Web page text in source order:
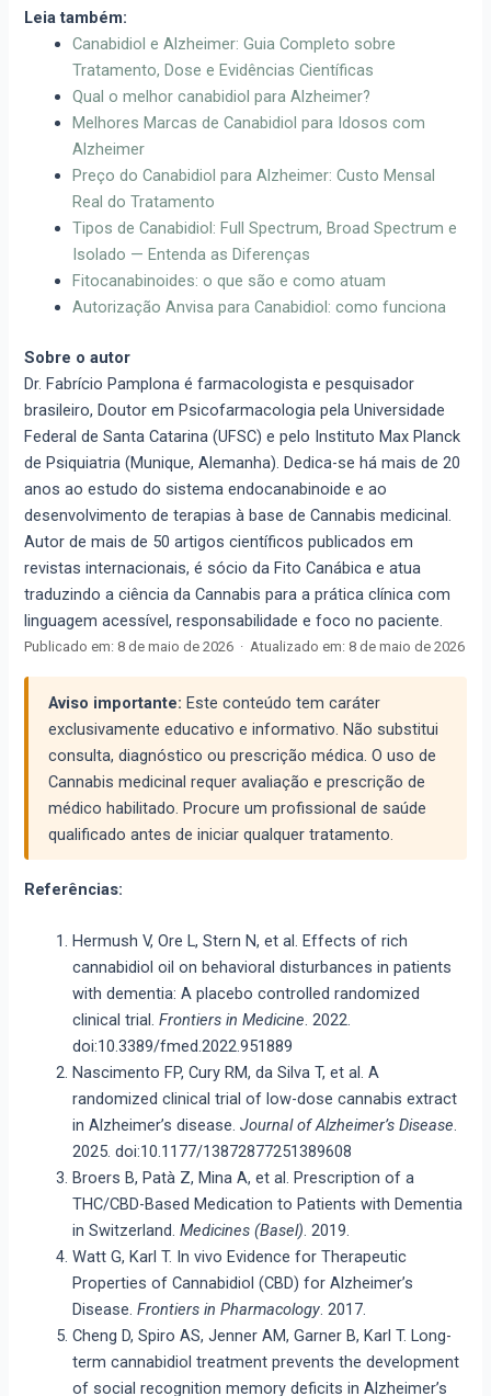
Leia também:
Canabidiol e Alzheimer: Guia Completo sobre
Tratamento, Dose e Evidências Científicas
Qual o melhor canabidiol para Alzheimer?
Melhores Marcas de Canabidiol para Idosos com
Alzheimer
Preço do Canabidiol para Alzheimer: Custo Mensal
Real do Tratamento
Tipos de Canabidiol: Full Spectrum, Broad Spectrum e
Isolado — Entenda as Diferenças
Fitocanabinoides: o que são e como atuam
Autorização Anvisa para Canabidiol: como funciona
Sobre o autor
Dr. Fabrício Pamplona é farmacologista e pesquisador
brasileiro, Doutor em Psicofarmacologia pela Universidade
Federal de Santa Catarina (UFSC) e pelo Instituto Max Planck
de Psiquiatria (Munique, Alemanha). Dedica-se há mais de 20
anos ao estudo do sistema endocanabinoide e ao
desenvolvimento de terapias à base de Cannabis medicinal.
Autor de mais de 50 artigos científicos publicados em
revistas internacionais, é sócio da Fito Canábica e atua
traduzindo a ciência da Cannabis para a prática clínica com
linguagem acessível, responsabilidade e foco no paciente.
Publicado em: 8 de maio de 2026 ·Atualizado em: 8 de maio de 2026
Aviso importante: Este conteúdo tem caráter
exclusivamente educativo e informativo. Não substitui
consulta, diagnóstico ou prescrição médica. O uso de
Cannabis medicinal requer avaliação e prescrição de
médico habilitado. Procure um profissional de saúde
qualificado antes de iniciar qualquer tratamento.
Referências:
Hermush V, Ore L, Stern N, et al. Effects of rich
cannabidiol oil on behavioral disturbances in patients
with dementia: A placebo controlled randomized
clinical trial.Frontiers in Medicine. 2022.
doi:10.3389/fmed.2022.951889
Nascimento FP, Cury RM, da Silva T, et al. A
randomized clinical trial of low-dose cannabis extract
in Alzheimer’s disease.Journal of Alzheimer’s Disease.
2025. doi:10.1177/13872877251389608
Broers B, Patà Z, Mina A, et al. Prescription of a
THC/CBD-Based Medication to Patients with Dementia
in Switzerland.Medicines (Basel). 2019.
Watt G, Karl T. In vivo Evidence for Therapeutic
Properties of Cannabidiol (CBD) for Alzheimer’s
Disease.Frontiers in Pharmacology. 2017.
Cheng D, Spiro AS, Jenner AM, Garner B, Karl T. Long-
term cannabidiol treatment prevents the development
of social recognition memory deficits in Alzheimer’s